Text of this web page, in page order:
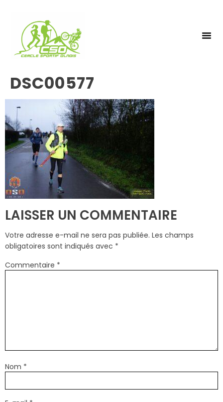
DSC00577
LAISSER UN COMMENTAIRE
Votre adresse e-mail ne sera pas publiée. Les champs
obligatoires sont indiqués avec *
Commentaire *
Nom *